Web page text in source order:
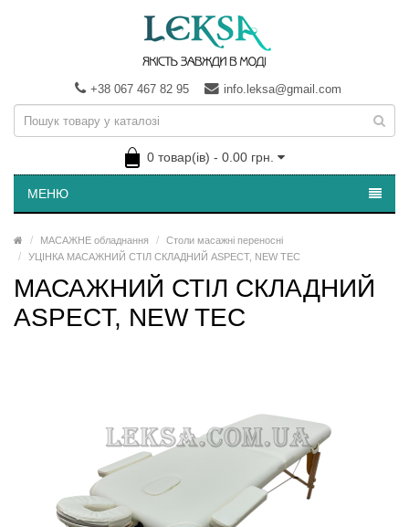
+38 067 467 82 95 info.leksa@gmail.com
0 товар(ів) - 0.00 грн.
МЕНЮ
МАСАЖНЕ обладнання
Столи масажні переносні
УЦІНКА МАСАЖНИЙ СТІЛ СКЛАДНИЙ ASPECT, NEW TEC
МАСАЖНИЙ СТІЛ СКЛАДНИЙ
ASPECT, NEW TEC